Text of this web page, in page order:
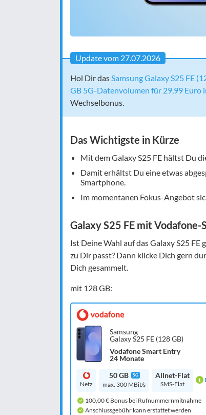
Update vom 27.07.2026
Hol Dir dasSamsung Galaxy S25 FE
GB 5G-Datenvolumen für 29,99 Euro
Wechselbonus.
Das Wichtigste in Kürze
Mit dem Galaxy S25 FE hältst Du
Damit erhältst Du eine etwas
Smartphone.
Im momentanen Fokus-Angebot
Galaxy S25 FE mit
Ist Deine Wahl auf das Galaxy S25 FE
zu Dir passt? Dann klicke Dich gern
Dich gesammelt.
mit 128 GB:
Samsung
Galaxy S25 FE (128 GB)
Vodafone Smart Entry
24 Monate
Netz
50 GB 5G
max. 300 MBit/s
Allnet-Flat
SMS-Flat
100,00 € Bonus bei Rufnummernmitnahme
Anschlussgebühr kann erstattet werden